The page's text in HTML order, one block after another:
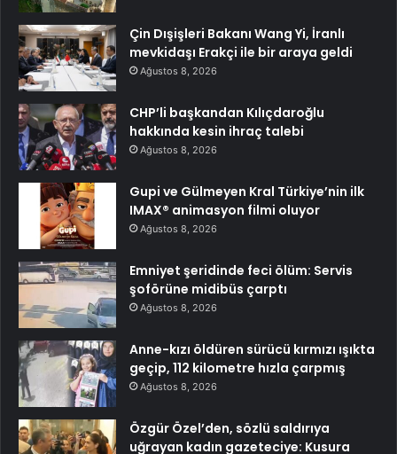
Çin Dışişleri Bakanı Wang Yi, İranlı
mevkidaşı Erakçi ile bir araya geldi
Ağustos 8, 2026
CHP’li başkandan Kılıçdaroğlu
hakkında kesin ihraç talebi
Ağustos 8, 2026
Gupi ve Gülmeyen Kral Türkiye’nin ilk
IMAX® animasyon filmi oluyor
Ağustos 8, 2026
Emniyet şeridinde feci ölüm: Servis
şoförüne midibüs çarptı
Ağustos 8, 2026
Anne-kızı öldüren sürücü kırmızı ışıkta
geçip, 112 kilometre hızla çarpmış
Ağustos 8, 2026
Özgür Özel’den, sözlü saldırıya
uğrayan kadın gazeteciye: Kusura